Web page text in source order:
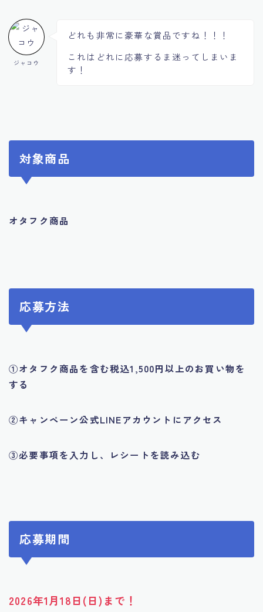
ジャコウ
どれも非常に豪華な賞品ですね！！！
これはどれに応募するま迷ってしまいま
す！
対象商品
オタフク商品
応募方法
①オタフク商品を含む税込1,500円以上のお買い物を
する
②キャンペーン公式LINEアカウントにアクセス
③必要事項を入力し、レシートを読み込む
応募期間
2026年1月18日(日)まで！